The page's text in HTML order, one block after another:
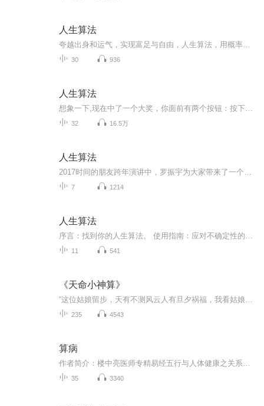
人生算法
30 936
人生算法
32 16.5万
人生算法
7 1214
人生算法
11 541
《天命小神算》
235 4543
算病
35 3340